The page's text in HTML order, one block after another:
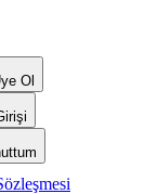
Ol